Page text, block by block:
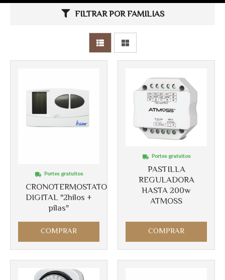
FILTRAR POR FAMILIAS
CRONOTERMOSTATO
DIGITAL "2hilos +
pilas"
Portes gratuitos
COMPRAR
PASTILLA
REGULADORA
HASTA 200w
ATMOSS
Portes gratuitos
COMPRAR
Más info Más info